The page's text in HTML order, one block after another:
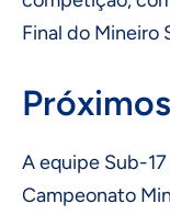
Final do Mineiro
A equipe Sub-
Campeonato